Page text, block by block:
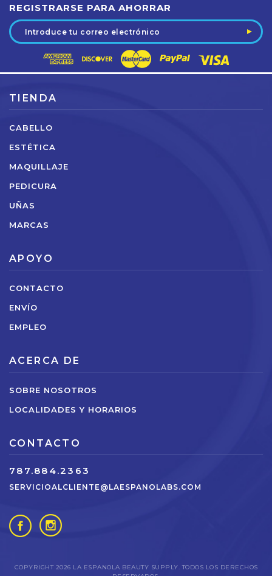
REGISTRARSE PARA AHORRAR
Dirección
de
electrónico
TIENDA
CABELLO
ESTÉTICA
MAQUILLAJE
PEDICURA
UÑAS
MARCAS
APOYO
CONTACTO
ENVÍO
EMPLEO
ACERCA DE
SOBRE NOSOTROS
LOCALIDADES Y HORARIOS
CONTACTO
787.884.2363
SERVICIOALCLIENTE@LAESPANOLABS.COM
COPYRIGHT 2026 LA ESPANOLA BEAUTY SUPPLY. TODOS LOS DERECHOS